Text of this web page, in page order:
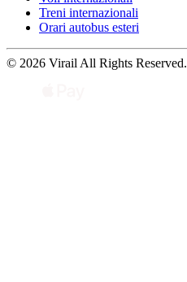
Treni internazionali
Orari autobus esteri
© 2026 Virail All Rights Reserved.